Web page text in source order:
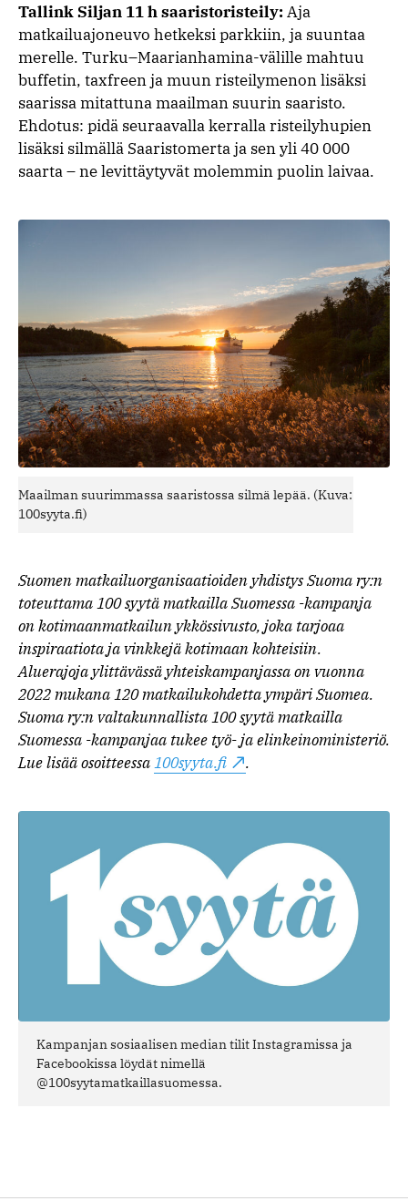
Tallink Siljan 11 h saaristoristeily: Aja
matkailuajoneuvo hetkeksi parkkiin, ja suuntaa
merelle. Turku–Maarianhamina-välille mahtuu
buffetin, taxfreen ja muun risteilymenon lisäksi
saarissa mitattuna maailman suurin saaristo.
Ehdotus: pidä seuraavalla kerralla risteilyhupien
lisäksi silmällä Saaristomerta ja sen yli 40 000
saarta – ne levittäytyvät molemmin puolin laivaa.
Maailman suurimmassa saaristossa silmä lepää. (Kuva:
100syyta.fi)
Suomen matkailuorganisaatioiden yhdistys Suoma ry:n
toteuttama 100 syytä matkailla Suomessa -kampanja
on kotimaanmatkailun ykkössivusto, joka tarjoaa
inspiraatiota ja vinkkejä kotimaan kohteisiin.
Aluerajoja ylittävässä yhteiskampanjassa on vuonna
2022 mukana 120 matkailukohdetta ympäri Suomea.
Suoma ry:n valtakunnallista 100 syytä matkailla
Suomessa -kampanjaa tukee työ- ja elinkeinoministeriö.
Lue lisää osoitteessa100syyta.fi .
Kampanjan sosiaalisen median tilit Instagramissa ja
Facebookissa löydät nimellä
@100syytamatkaillasuomessa.